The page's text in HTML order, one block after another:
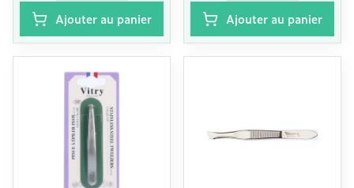
Ajouter au panier Ajouter au panier